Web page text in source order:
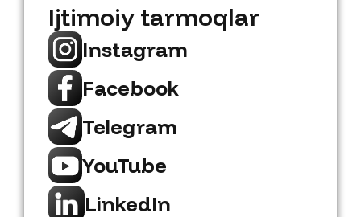
Ijtimoiy tarmoqlar
Instagram
Facebook
Telegram
YouTube
LinkedIn